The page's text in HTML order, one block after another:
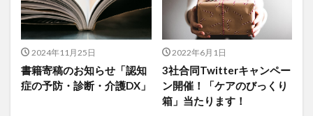
2024年11月25日
書籍寄稿のお知らせ「認知
症の予防・診断・介護DX」
2022年6月1日
3社合同Twitterキャンペー
ン開催！「ケアのびっくり
箱」当たります！
介護人材政策研究会 介護保険
介護保険請求
介護手荒れ
介護現場
介護福祉士
介護福祉士国家試験
介護職員等ベースアップ等支援加算
介護記録
企業理念
回想法
住宅型有料老人ホーム
働き続けたい介護現場
勤務形態一覧